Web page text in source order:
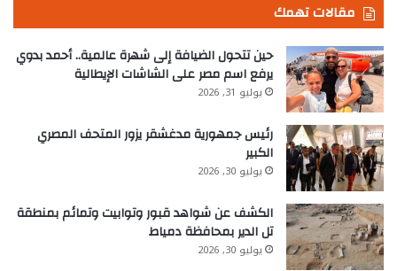
مقالات تهمك
حين تتحول الضيافة إلى شهرة عالمية.. أحمد بدوي
يرفع اسم مصر على الشاشات الإيطالية
يوليو 31, 2026
رئيس جمهورية مدغشقر يزور المتحف المصري
الكبير
يوليو 30, 2026
الكشف عن شواهد قبور وتوابيت وتمائم بمنطقة
تل الدير بمحافظة دمياط
يوليو 30, 2026